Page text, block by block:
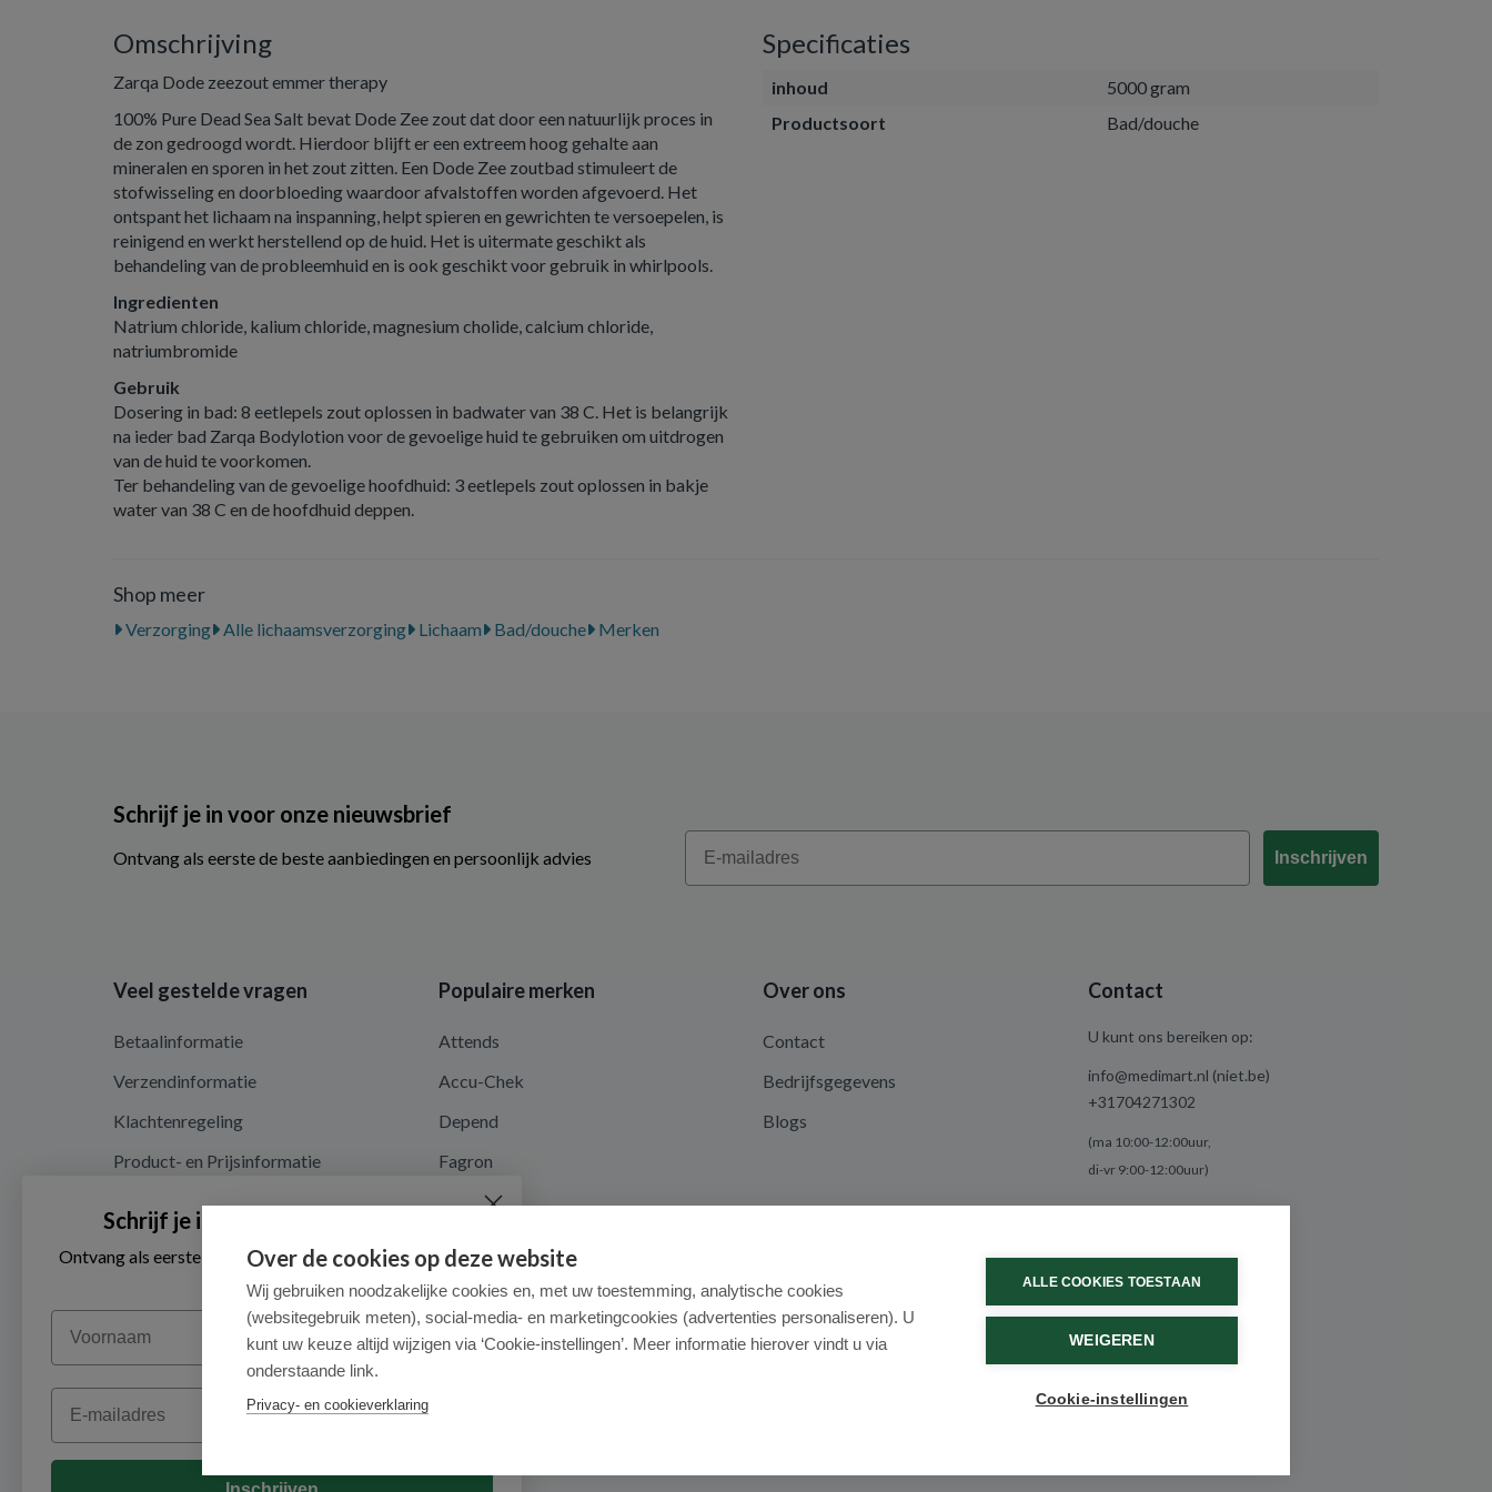
Omschrijving
Zarqa Dode zeezout emmer therapy
100% Pure Dead Sea Salt bevat Dode Zee zout dat door een natuurlijk proces in
de zon gedroogd wordt. Hierdoor blijft er een extreem hoog gehalte aan
mineralen en sporen in het zout zitten. Een Dode Zee zoutbad stimuleert de
stofwisseling en doorbloeding waardoor afvalstoffen worden afgevoerd. Het
ontspant het lichaam na inspanning, helpt spieren en gewrichten te versoepelen, is
reinigend en werkt herstellend op de huid. Het is uitermate geschikt als
behandeling van de probleemhuid en is ook geschikt voor gebruik in whirlpools.
Ingredienten
Natrium chloride, kalium chloride, magnesium cholide, calcium chloride,
natriumbromide
Gebruik
Dosering in bad: 8 eetlepels zout oplossen in badwater van 38 C. Het is belangrijk
na ieder bad Zarqa Bodylotion voor de gevoelige huid te gebruiken om uitdrogen
van de huid te voorkomen.
Ter behandeling van de gevoelige hoofdhuid: 3 eetlepels zout oplossen in bakje
water van 38 C en de hoofdhuid deppen.
Specificaties
inhoud
5000 gram
Productsoort
Bad/douche
Shop meer
Verzorging Alle lichaamsverzorging Lichaam Bad/douche Merken
Schrijf je in voor onze nieuwsbrief
Ontvang als eerste de beste aanbiedingen en persoonlijk advies
Email
Inschrijven
Veel gestelde vragen
Betaalinformatie
Verzendinformatie
Klachtenregeling
Product- en Prijsinformatie
Recalls en terugroepacties
Algemene voorwaarden
Privacy en cookieverklaring
Populaire merken
Attends
Accu-Chek
Depend
Fagron
Nutricia
Over ons
Contact
Bedrijfsgegevens
Blogs
Contact
U kunt ons bereiken op:
info@medimart.nl (niet.be)
+31704271302
(ma 10:00-12:00uur,
di-vr 9:00-12:00uur)
Over de cookies op deze website
Wij gebruiken noodzakelijke cookies en, met uw toestemming, analytische cookies
(websitegebruik meten), social-media- en marketingcookies (advertenties personaliseren). U
kunt uw keuze altijd wijzigen via ‘Cookie-instellingen’. Meer informatie hierover vindt u via
onderstaande link.
Privacy- en cookieverklaring
ALLE COOKIES TOESTAAN
WEIGEREN
Cookie-instellingen
Schrijf je in voor onze nieuwsbrief
Ontvang als eerste de beste aanbiedingen en persoonlijk
Voornaam
Email